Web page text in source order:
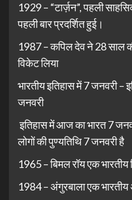
1929 – “टार्ज़न”, पहली
पहली बार प्रदर्शित हुई।
1987 – कपिल देव ने 28 साल
विकेट लिया
भारतीय इतिहास में 7 जनवरी –
जनवरी
इतिहास में आज का भारत 7
लोगों की पुण्यतिथि 7 जनवरी है
1965 – बिमल रॉय एक
1984 – अंगुरबाला एक भारतीय